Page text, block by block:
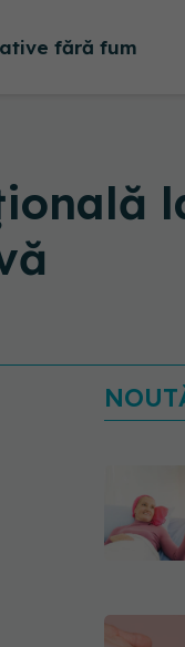
fără fum